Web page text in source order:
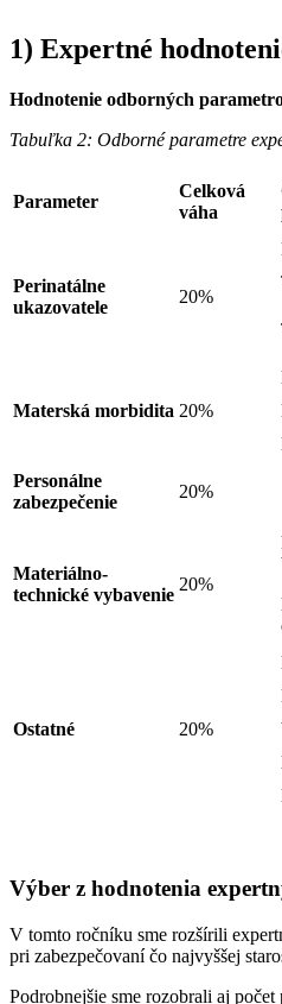
1) Expertné
Hodnotenie odborných
Tabuľka 2: Odborné parametre
Parameter
Celková
váha
Perinatálne
ukazovatele
20%
Materská morbidita 20%
Personálne
zabezpečenie
20%
Materiálno-
technické vybavenie
20%
Ostatné 20%
Výber z hodnotenia
V tomto ročníku sme rozšírili
pri zabezpečovaní čo najvyššej
Podrobnejšie sme rozobrali aj